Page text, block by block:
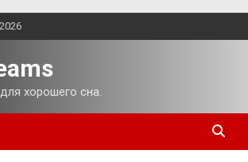
хорошего сна.